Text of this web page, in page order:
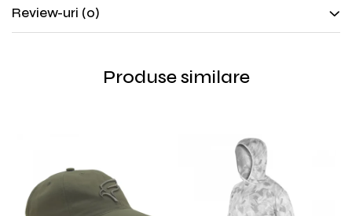
Review-uri (0)
Produse similare